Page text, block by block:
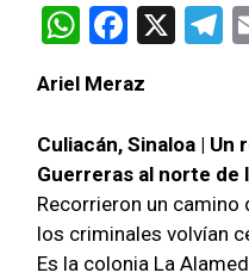
W
at
s
A
p
p
F
ce
b
o
o
k
X
T
a
Ariel Meraz
Culiacán, Sinaloa |
Guerreras al norte de
Recorrieron un
los criminales volvían
Es la colonia La